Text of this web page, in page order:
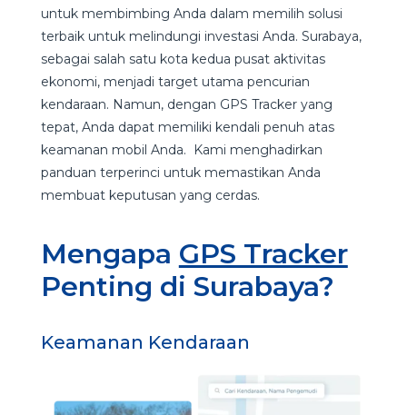
untuk membimbing Anda dalam memilih solusi
terbaik untuk melindungi investasi Anda. Surabaya,
sebagai salah satu kota kedua pusat aktivitas
ekonomi, menjadi target utama pencurian
kendaraan. Namun, dengan GPS Tracker yang
tepat, Anda dapat memiliki kendali penuh atas
keamanan mobil Anda. Kami menghadirkan
panduan terperinci untuk memastikan Anda
membuat keputusan yang cerdas.
Mengapa GPS Tracker
Penting di Surabaya?
Keamanan Kendaraan